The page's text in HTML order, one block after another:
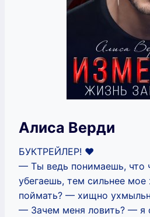
Алиса Верди
БУКТРЕЙЛЕР! ‍❤️‍
— Ты ведь понимаешь, что
убегаешь, тем сильнее мое
поймать? — хищно
— Зачем меня ловить? — я